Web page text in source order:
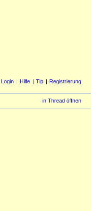
Login Hilfe Tip Registrierung
in Thread öffnen